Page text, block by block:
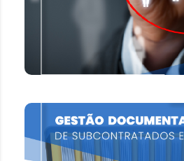
SAIBA MAIS
GESTÃO